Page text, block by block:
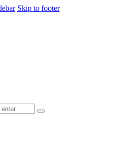
Skip to footer